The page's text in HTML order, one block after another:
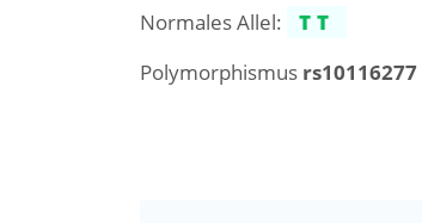
Normales Allel:
TT
Polymorphismus rs10116277